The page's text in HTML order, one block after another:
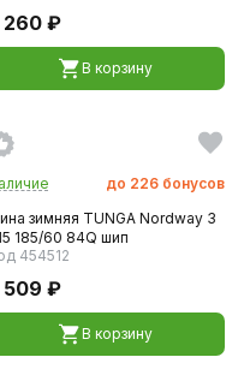
260 ₽
В корзину
до 226 бонусов
зимняя TUNGA Nordway 3
185/60 84Q шип
454512
509 ₽
В корзину